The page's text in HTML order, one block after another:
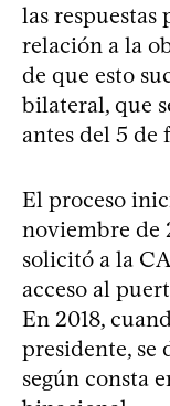
las respuestas
relación a la
de que esto
bilateral, que
antes del 5 de
El proceso
noviembre de
solicitó a la
acceso al
En 2018,
presidente, se
según consta